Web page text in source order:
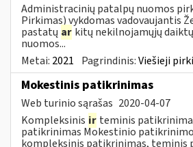
Administracinių patalpų nuomos
Pirkimas) vykdomas vadovaujantis
pastatų ar kitų nekilnojamųjų
nuomos...
Metai: 2021 Pagrindinis:Viešieji
Mokestinis patikrinimas
Web turinio sąrašas 2020-04-07
Kompleksinis ir teminis
patikrinimas Mokestinio patikrinimo
kompleksinis patikrinimas, teminis